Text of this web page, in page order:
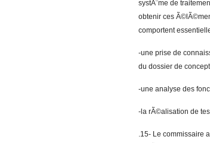
systÃ¨me de
obtenir ces
comportent
-une prise de
du dossier de
-une analyse des
-la rÃ©alisation de
.15- Le commissaire